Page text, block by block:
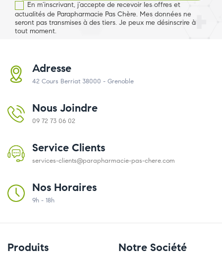
En m’inscrivant, j’accepte de recevoir les offres et
actualités de Parapharmacie Pas Chère. Mes données ne
seront pas transmises à des tiers. Je peux me désinscrire à
tout moment.
Adresse
42 Cours Berriat 38000 - Grenoble
Nous Joindre
09 72 73 06 02
Service Clients
services-clients@parapharmacie-pas-chere.com
Nos Horaires
9h - 18h
Produits Notre Société